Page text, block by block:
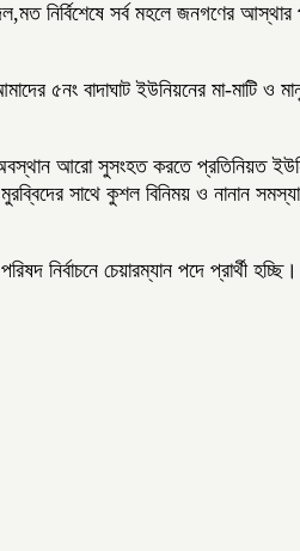
নির্বিশেষে সর্ব মহলে জনগণের আস্থার
৫নং বাদাঘাট ইউনিয়নের মা-মাটি ও
অবস্থান আরো সুসংহত করতে প্রতিনিয়ত
সাথে কুশল বিনিময় ও নানান
নির্বাচনে চেয়ারম্যান পদে প্রার্থী